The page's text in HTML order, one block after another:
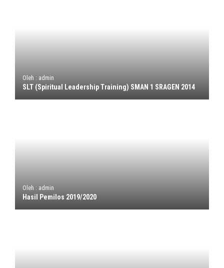
Oleh : admin
SLT (Spiritual Leadership Training) SMAN 1 SRAGEN 2014
Oleh : admin
Hasil Pemilos 2019/2020